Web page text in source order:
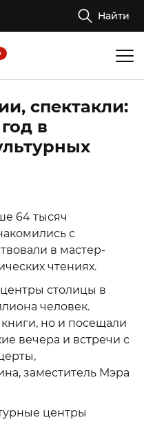
Найти
спектакли:
в
64 тысяч
с
в мастер-
чтениях.
столицы в
человек.
но и посещали
вечера и встречи с
заместитель Мэра
центры